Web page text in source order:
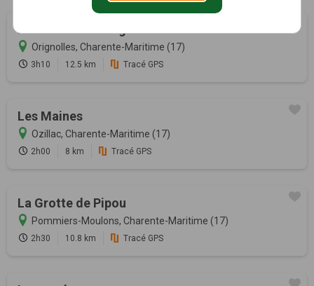
Hameaux saintongeais
Orignolles, Charente-Maritime (17)
3h10 12.5 km Tracé GPS
Les Maines
Ozillac, Charente-Maritime (17)
2h00 8 km Tracé GPS
La Grotte de Pipou
Pommiers-Moulons, Charente-Maritime (17)
2h30 10.8 km Tracé GPS